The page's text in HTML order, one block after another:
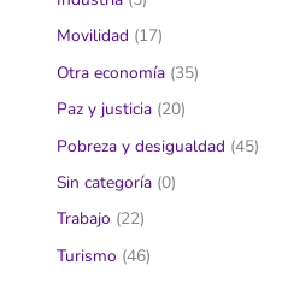
Movilidad (17)
Otra economía (35)
Paz y justicia (20)
Pobreza y desigualdad (45)
Sin categoría (0)
Trabajo (22)
Turismo (46)